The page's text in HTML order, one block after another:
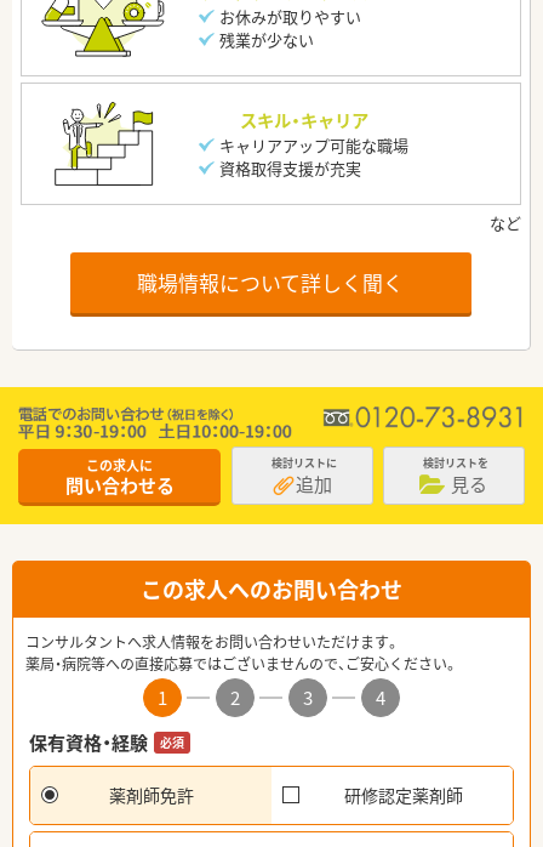
お休みが取りやすい
残業が少ない
スキル・キャリア
キャリアアップ可能な職場
資格取得支援が充実
職場情報について詳しく聞く
この求人に
問い合わせる
検討リストに
追加
検討リストを
見る
この求人へのお問い合わせ
コンサルタントへ求人情報をお問い合わせいただけます。
薬局・病院等への直接応募ではございませんので、ご安心ください。
1 2 3
4
保有資格・経験
必須
薬剤師免許 研修認定薬剤師